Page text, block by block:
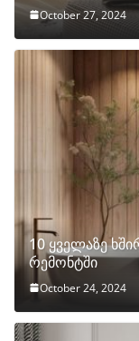
October 27, 2024
10 ყველაზე
რემონტში
October 24, 2024